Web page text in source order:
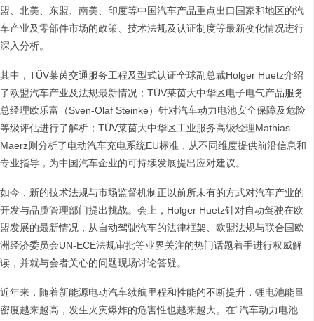
盟、北美、东盟、南美、印度等中国汽车产品重点出口国家和地区的汽
车产业及零部件市场的政策、技术法规及认证制度等最新变化情况进行
深入分析。
其中，TÜV莱茵交通服务工程及型式认证全球副总裁Holger Huetz介绍
了欧盟汽车产业及法规最新情况；TÜV莱茵大中华区电子电气产品服务
总经理欧乐富（Sven-Olaf Steinke）针对汽车动力电池安全保障及危险
等级评估进行了解析；TÜV莱茵大中华区工业服务高级经理Mathias
Maerz则分析了电动汽车充电系统EU标准，从不同维度提供前沿信息和
专业指导，为中国汽车企业的可持续发展提出应对建议。
如今，新的技术法规与市场监督机制正以前所未有的方式对汽车产业的
开发与品质管理部门提出挑战。会上，Holger Huetz针对自动驾驶在欧
盟发展的最新情况，从自动驾驶汽车的法律框架、欧盟法规与联合国欧
洲经济委员会UN-ECE法规审批等业界关注的热门话题着手进行权威解
读，并就与会者关心的问题现场讨论答疑。
近年来，随着新能源电动汽车续航里程和性能的不断提升，锂电池能量
密度越来越高，发生火灾爆炸的危害性也越来越大。在“汽车动力电池